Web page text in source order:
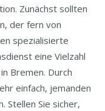
Zunächst sollten
der fern von
spezialisierte
eine Vielzahl
Bremen. Durch
einfach, jemanden
Stellen Sie sicher,